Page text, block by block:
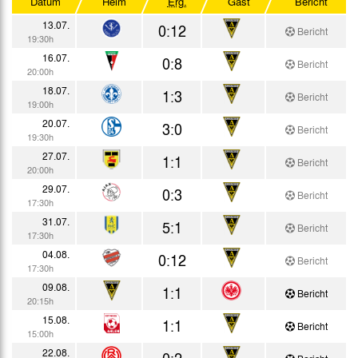
UEFA-Pokal Gruppenphase
UEFA-Pokal KO-Runde
13.07.
19:30h 0:12
Bericht
16.07.
20:00h 0:8
Bericht
18.07.
19:00h 1:3
Bericht
20.07.
19:30h 3:0
Bericht
27.07.
20:00h 1:1
Bericht
29.07.
17:30h 0:3
Bericht
31.07.
17:30h 5:1
Bericht
04.08.
17:30h 0:12
Bericht
09.08.
20:15h 1:1
Bericht
15.08.
15:00h 1:1
Bericht
22.08.